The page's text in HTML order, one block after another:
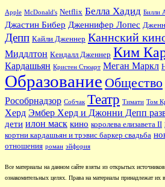
Apple McDonald's Netflix Белла Хадид Билли
Джастин Бибер Дженнифер Лопес
Депп Кайли Дженнер Каннский
Миддлтон Кендалл Дженнер Ким
Кардашьян Кристен Стюарт Меган Маркл
Образование Общество
Рособрнадзор Собчак Театр Тимати Том
Херд Эмбер Херд и Джонни Депп
дети илон маск кино королева елизавета II
кортни кардашьян и трэвис баркер свадьба
отношения роман эйфория
Все материалы на данном сайте взяты из открытых
ознакомительных целях. Права на материалы принадлежат их